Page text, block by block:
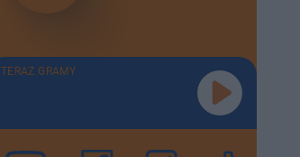
TERAZ GRAMY